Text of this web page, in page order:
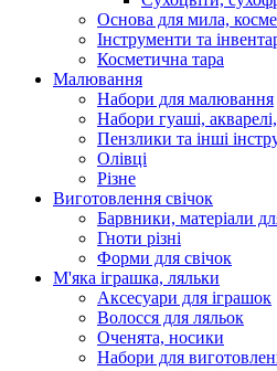
Основа для мила,
Інструменти та
Косметична тара
Малювання
Набори для малювання
Набори гуаші,
Пензлики та інші
Олівці
Різне
Виготовлення свічок
Барвники, матеріали
Гноти різні
Форми для свічок
М'яка іграшка, ляльки
Аксесуари для іграшок
Волосся для ляльок
Оченята, носики
Набори для